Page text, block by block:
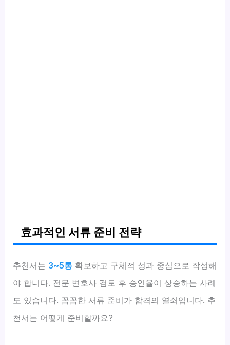
효과적인 서류 준비 전략
추천서는 3~5통 확보하고 구체적 성과 중심으로 작성해
야 합니다. 전문 변호사 검토 후 승인율이 상승하는 사례
도 있습니다. 꼼꼼한 서류 준비가 합격의 열쇠입니다. 추
천서는 어떻게 준비할까요?